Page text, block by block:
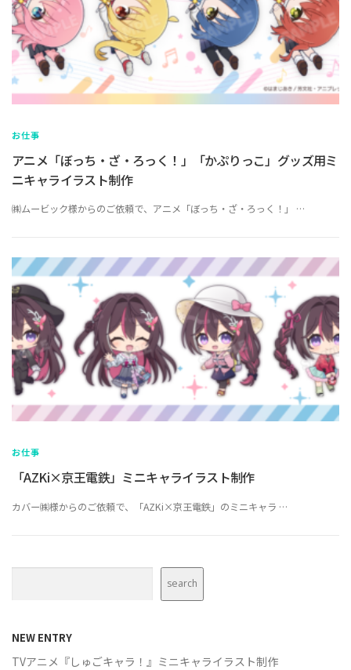
お仕事
アニメ「ぼっち・ざ・ろっく！」「かぷりっこ」グッズ用ミ
ニキャライラスト制作
㈱ムービック様からのご依頼で、アニメ「ぼっち・ざ・ろっく！」 …
お仕事
「AZKi×京王電鉄」ミニキャライラスト制作
カバー㈱様からのご依頼で、「AZKi×京王電鉄」のミニキャラ …
search
NEW ENTRY
TVアニメ『しゅごキャラ！』ミニキャライラスト制作